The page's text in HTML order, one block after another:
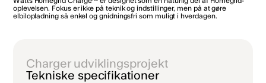
oplevelsen. Fokus er ikke på teknik og indstillinger, men på at gøre
elbilopladning så enkel og gnidningsfri som muligt i hverdagen.
Charger udviklingsprojekt
Tekniske specifikationer